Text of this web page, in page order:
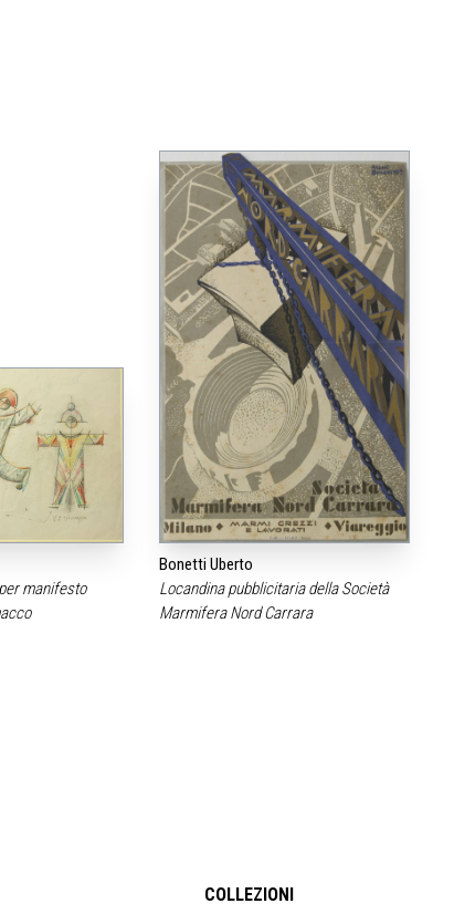
manifesto
Bonetti Uberto
Locandina pubblicitaria della Società
Marmifera Nord Carrara
COLLEZIONI